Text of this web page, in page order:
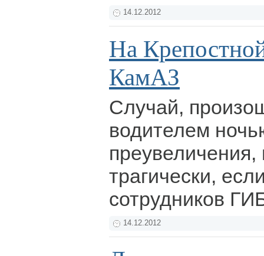
14.12.2012
На
КамАЗ
Случай,
водителем
преувеличения,
трагически,
сотрудников
14.12.2012